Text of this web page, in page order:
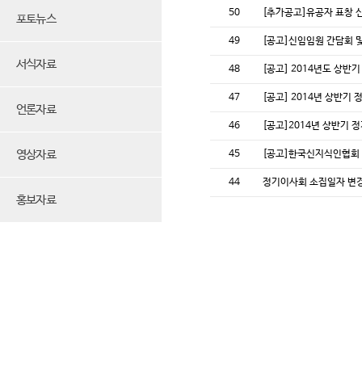
포토뉴스
서식자료
언론자료
영상자료
홍보자료
50 [추가공고]유공자 표창
49 [공고]신임임원 간담회
48 [공고] 2014년도 상반
47 [공고] 2014년 상반기
46 [공고]2014년 상반기
45 [공고]한국신지식인협
44 정기이사회 소집일자 변